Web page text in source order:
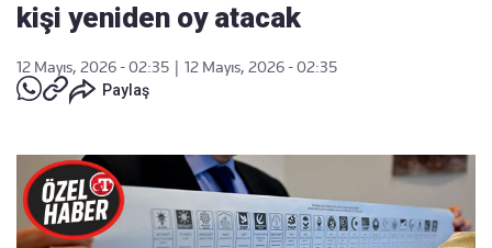
kişi yeniden oy atacak
12 Mayıs, 2026 - 02:35
12 Mayıs, 2026 - 02:35
Paylaş